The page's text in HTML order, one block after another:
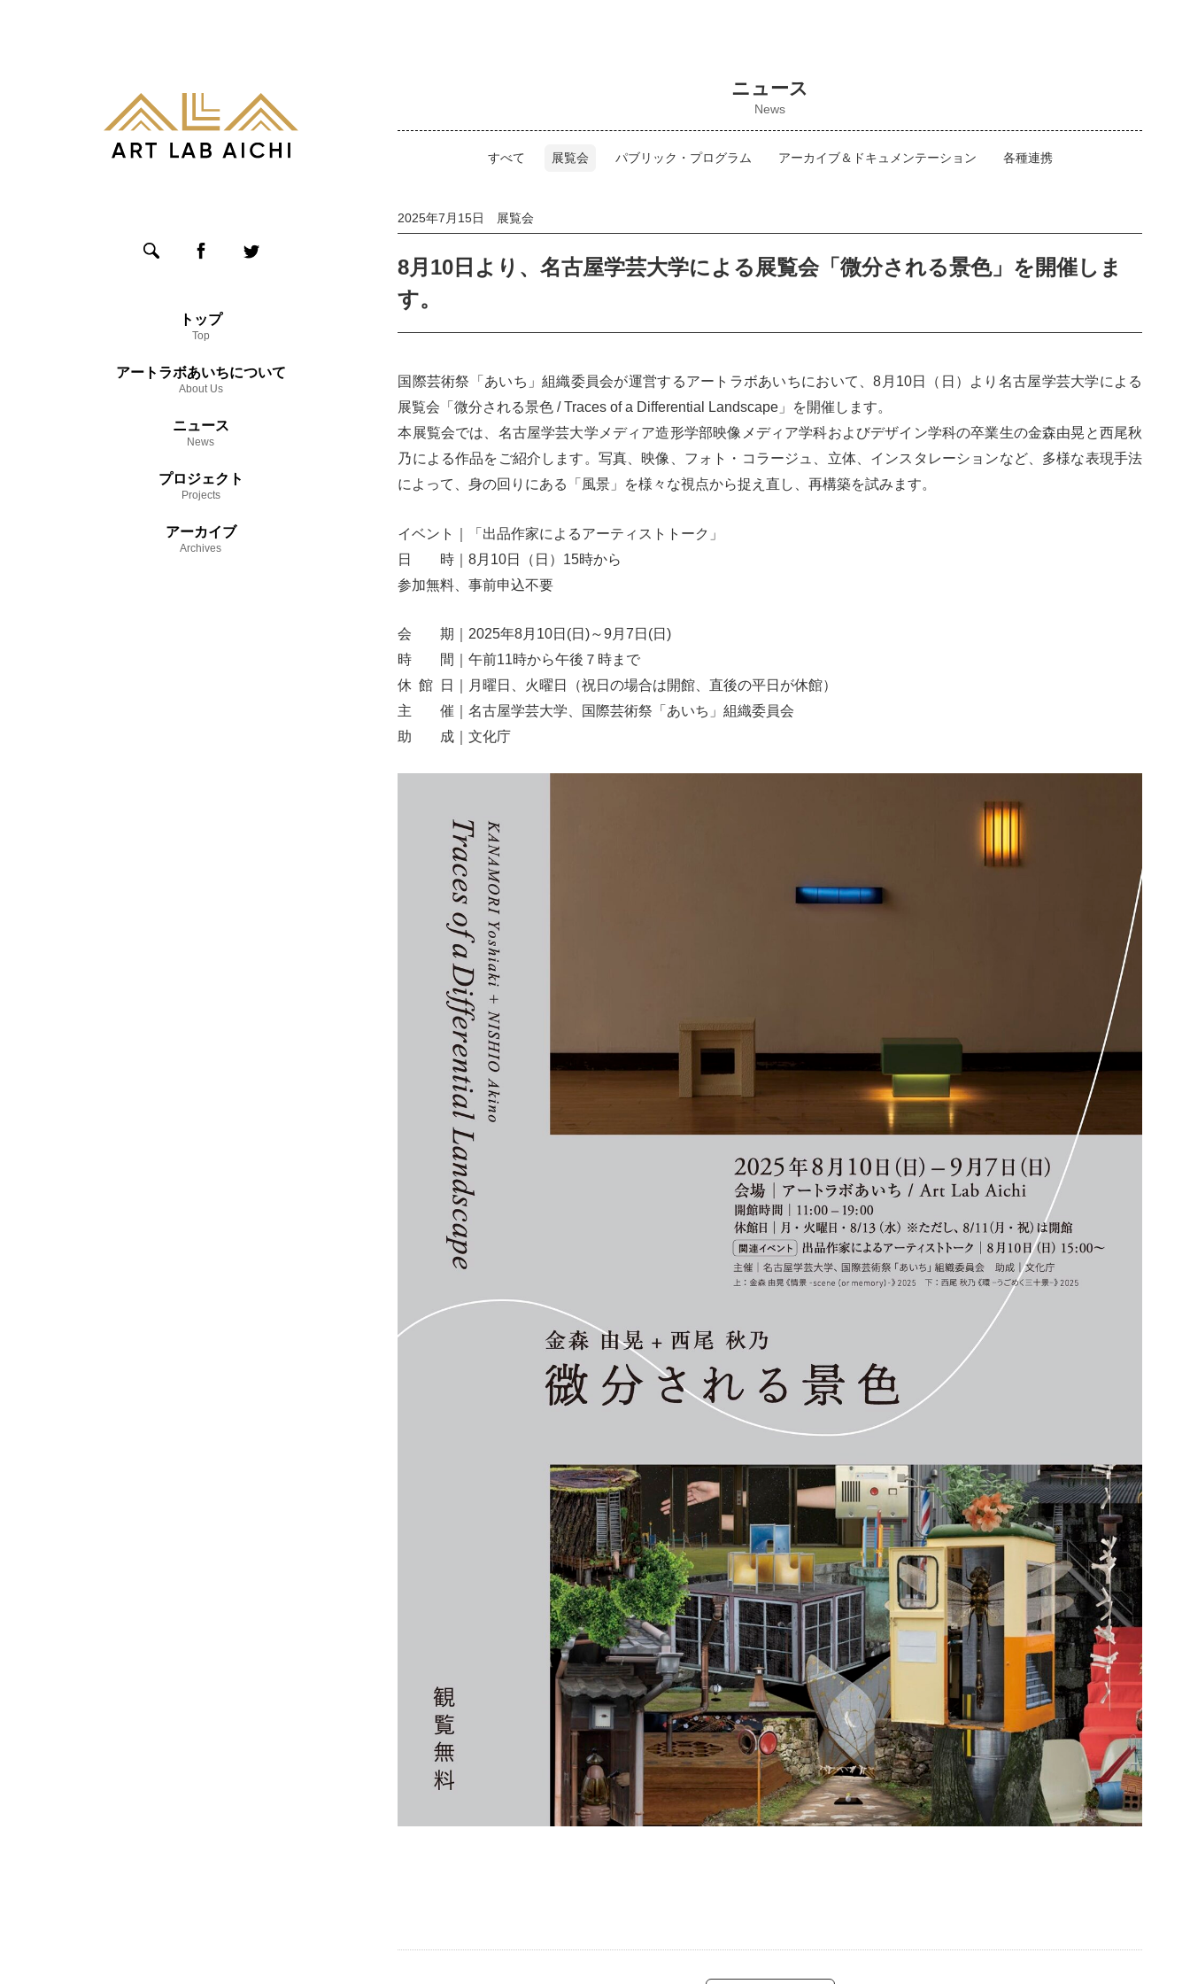
トップ
Top
アートラボあいちについて
About Us
ニュース
News
プロジェクト
Projects
アーカイブ
Archives
ニュース
News
すべて 展覧会 パブリック・プログラム アーカイブ＆ドキュメンテーション 各種連携
2025年7月15日 展覧会
8月10日より、名古屋学芸大学による展覧会「微分される景色」を開催しま
す。
国際芸術祭「あいち」組織委員会が運営するアートラボあいちにおいて、8月10日（日）より名古屋学芸大学による
展覧会「微分される景色 / Traces of a Differential Landscape」を開催します。
本展覧会では、名古屋学芸大学メディア造形学部映像メディア学科およびデザイン学科の卒業生の金森由晃と西尾秋
乃による作品をご紹介します。写真、映像、フォト・コラージュ、立体、インスタレーションなど、多様な表現手法
によって、身の回りにある「風景」を様々な視点から捉え直し、再構築を試みます。
イベント｜「出品作家によるアーティストトーク」
日 時｜8月10日（日）15時から
参加無料、事前申込不要
会 期｜2025年8月10日(日)～9月7日(日)
時 間｜午前11時から午後７時まで
休 館 日｜月曜日、火曜日（祝日の場合は開館、直後の平日が休館）
主 催｜名古屋学芸大学、国際芸術祭「あいち」組織委員会
助 成｜文化庁